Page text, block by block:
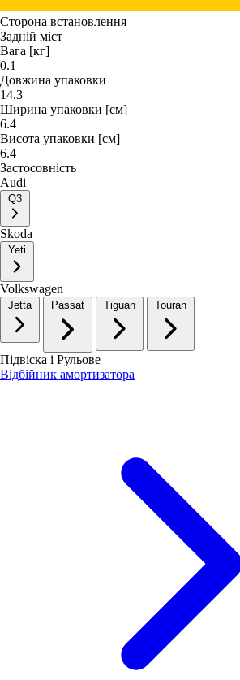
Сторона встановлення
Задній міст
Вага [кг]
0.1
Довжина упаковки
14.3
Ширина упаковки [см]
6.4
Висота упаковки [см]
6.4
Застосовність
Audi
Skoda
Volkswagen
Jetta
Підвіска і Рульове
Відбійник амортизатора